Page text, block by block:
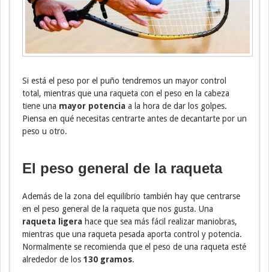
Si está el peso por el puño tendremos un mayor control
total, mientras que una raqueta con el peso en la cabeza
tiene una mayor potencia a la hora de dar los golpes.
Piensa en qué necesitas centrarte antes de decantarte por un
peso u otro.
El peso general de la raqueta
Además de la zona del equilibrio también hay que centrarse
en el peso general de la raqueta que nos gusta. Una
raqueta ligera hace que sea más fácil realizar maniobras,
mientras que una raqueta pesada aporta control y potencia.
Normalmente se recomienda que el peso de una raqueta esté
alrededor de los 130 gramos.